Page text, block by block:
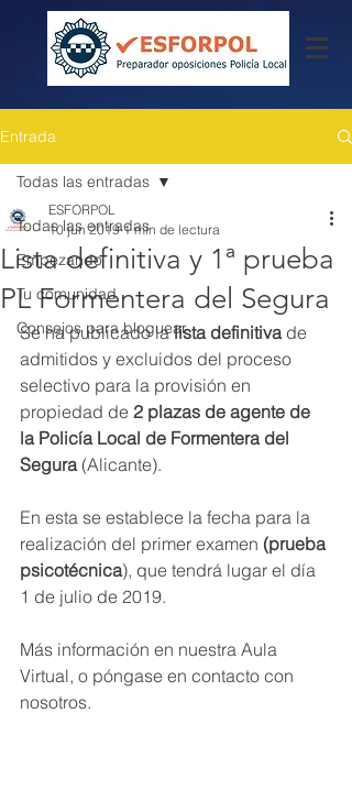
Entrada
Todas las entradas
Empezando
Tu comunidad
Consejos para bloguear
Todas las entradas
Lista definitiva y 1ª prueba
PL Formentera del Segura
ESFORPOL
10 jun 2019 1 min de lectura
Se ha publicado la lista definitiva de
admitidos y excluidos del proceso
selectivo para la provisión en
propiedad de 2 plazas de agente de
la Policía Local de Formentera del
Segura (Alicante).
En esta se establece la fecha para la
realización del primer examen (prueba
psicotécnica), que tendrá lugar el día
1 de julio de 2019.
Más información en nuestra Aula
Virtual, o póngase en contacto con
nosotros.